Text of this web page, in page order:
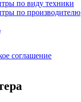
по виду техники
по производителю
соглашение